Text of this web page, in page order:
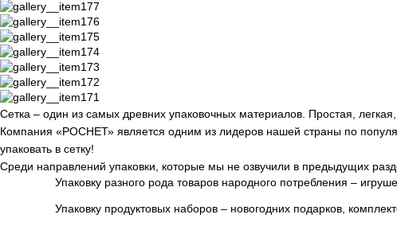
Сетка – один из самых древних упаковочных материалов. Простая,
Компания «РОСНЕТ» является одним из лидеров нашей страны по
упаковать в сетку!
Среди направлений упаковки, которые мы не озвучили в предыдущих
Упаковку разного рода товаров народного потребления –
Упаковку продуктовых наборов – новогодних подарков,